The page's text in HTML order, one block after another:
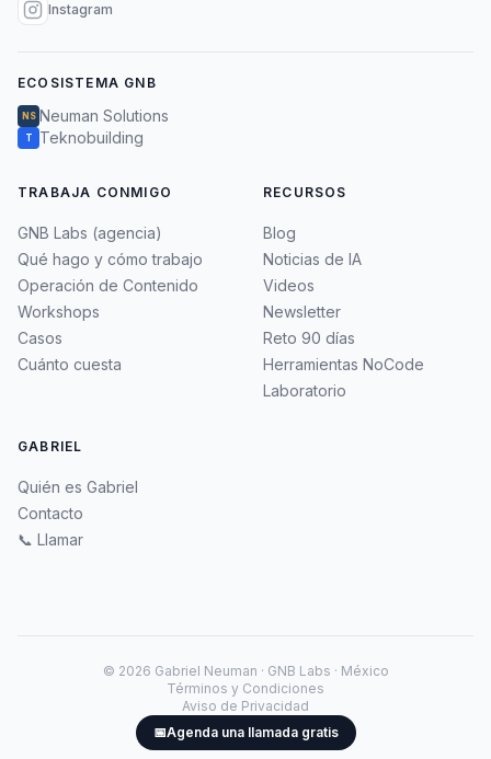
Instagram
ECOSISTEMA GNB
NS Neuman Solutions
T Teknobuilding
TRABAJA CONMIGO
GNB Labs (agencia)
Qué hago y cómo trabajo
Operación de Contenido
Workshops
Casos
Cuánto cuesta
RECURSOS
Blog
Noticias de IA
Videos
Newsletter
Reto 90 días
Herramientas NoCode
Laboratorio
GABRIEL
Quién es Gabriel
Contacto
📞 Llamar
© 2026 Gabriel Neuman · GNB Labs · México
Términos y Condiciones
Aviso de Privacidad
📅Agenda una llamada gratis